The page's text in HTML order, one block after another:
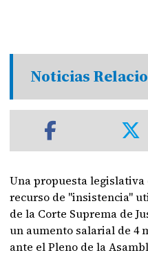
Noticias
Una propuesta
recurso de "insistencia"
de la Corte Suprema de
un aumento salarial de 4
ante el Pleno de la